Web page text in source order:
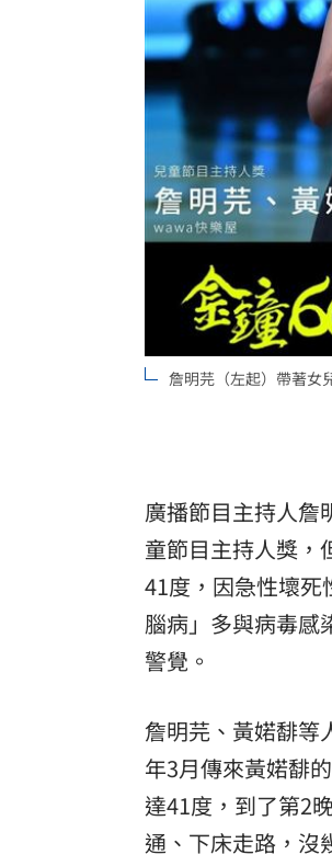
LIVE三立+24小時直播
三立iNEWS新聞台線
商場戰國來臨 台中
台彩父親節推新刮刮
「拍片人的多重宇宙
8國球員齊聚高雄
理想混蛋號召粉絲跨
詹明芫（左起）帶著女
廣播節目主持人詹
童節目主持人獎，
41度，因急性壞死
腦病」多與病毒感
警覺。
詹明芫、黃婼馡等
年3月傳來黃婼馡
達41度，到了第2
通、下床走路，沒